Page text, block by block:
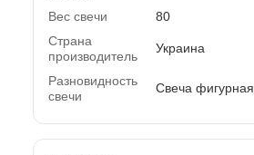
Вес свечи
80
Страна
производитель
Украина
Разновидность
свечи
Свеча фигурная